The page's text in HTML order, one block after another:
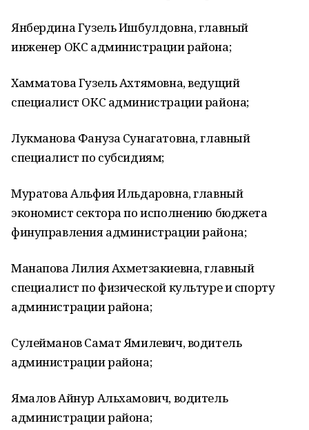
Янбердина Гузель Ишбулдовна, главный
инженер ОКС администрации района;
Хамматова Гузель Ахтямовна, ведущий
специалист ОКС администрации района;
Лукманова Фануза Сунагатовна, главный
специалист по субсидиям;
Муратова Альфия Ильдаровна, главный
экономист сектора по исполнению бюджета
финуправления администрации района;
Манапова Лилия Ахметзакиевна, главный
специалист по физической культуре и спорту
администрации района;
Сулейманов Самат Ямилевич, водитель
администрации района;
Ямалов Айнур Альхамович, водитель
администрации района;